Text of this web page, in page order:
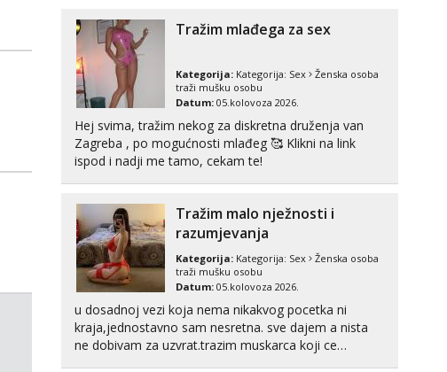
Tel:
tel:0,93€ - mob:1,12€ min
štikle, samostojeće itd. Nudim svakakva videa seksa,
puš...
Tražim mlađega za sex
Kategorija: Kategorija: Sex
Ženska osoba
traži mušku osobu
Datum: 05.kolovoza 2026.
Hej svima, tražim nekog za diskretna druženja van
Zagreba , po mogućnosti mlađeg 🥰 Klikni na link
ispod i nadji me tamo, cekam te!
Tražim malo nježnosti i
razumjevanja
Kategorija: Kategorija: Sex
Ženska osoba
traži mušku osobu
Datum: 05.kolovoza 2026.
u dosadnoj vezi koja nema nikakvog pocetka ni
kraja,jednostavno sam nesretna. sve dajem a nista
ne dobivam za uzvrat.trazim muskarca koji ce